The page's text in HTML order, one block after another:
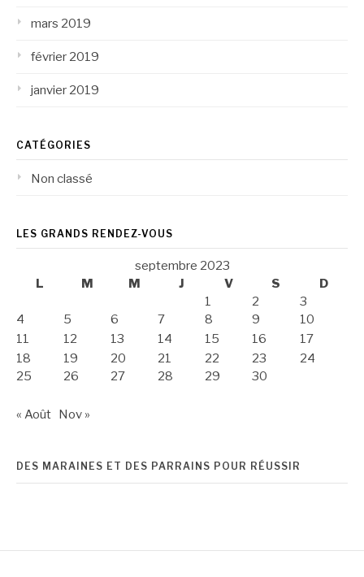
mars 2019
février 2019
janvier 2019
CATÉGORIES
Non classé
LES GRANDS RENDEZ-VOUS
septembre 2023
L
M M J V S
D
1
2
3
4
5 6 7 8 9
10
11
12 13 14 15 16
17
18
19 20 21 22 23
24
25
26 27 28 29 30
« Août Nov »
DES MARAINES ET DES PARRAINS POUR RÉUSSIR